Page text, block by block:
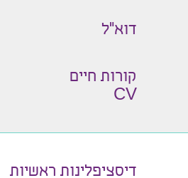
דוא״ל
קורות חיים
CV
דיסציפלינות ראשיות